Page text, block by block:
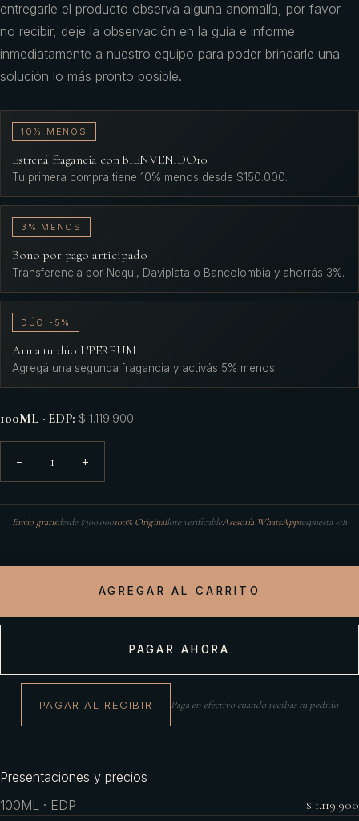
entregarle el producto observa alguna anomalía, por favor
no recibir, deje la observación en la guía e informe
inmediatamente a nuestro equipo para poder brindarle una
solución lo más pronto posible.
10% MENOS
Estrená fragancia con BIENVENIDO10
Tu primera compra tiene 10% menos desde $150.000.
3% MENOS
Bono por pago anticipado
Transferencia por Nequi, Daviplata o Bancolombia y ahorrás 3%.
DÚO -5%
Armá tu dúo L'PERFUM
Agregá una segunda fragancia y activás 5% menos.
100ML · EDP: $ 1.119.900
− 1 +
Envío gratisdesde $300.000100% Originallote verificableAsesoría WhatsApprespuesta <1h
AGREGAR AL CARRITO
PAGAR AHORA
PAGAR AL RECIBIR Paga en efectivo cuando recibas tu pedido
Presentaciones y precios
100ML · EDP
$ 1.119.900